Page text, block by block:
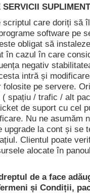
scriptul care doriți să
software pe
obligat să
în cazul în care
negativ
intră și
folosite pe servere.
( spațiu / trafic / alt
de suport cu cel
Nu ne asumăm
upgrade la cont și se
Clientul poate
alocate în
de a face
și Condiții,